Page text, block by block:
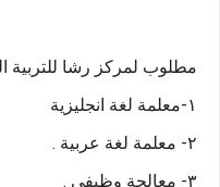
مطلوب لمركز رشا للتربية
١-معلمة لغة انجليزية
٢- معلمة لغة عربية .
٣- معالجة وظيفي .